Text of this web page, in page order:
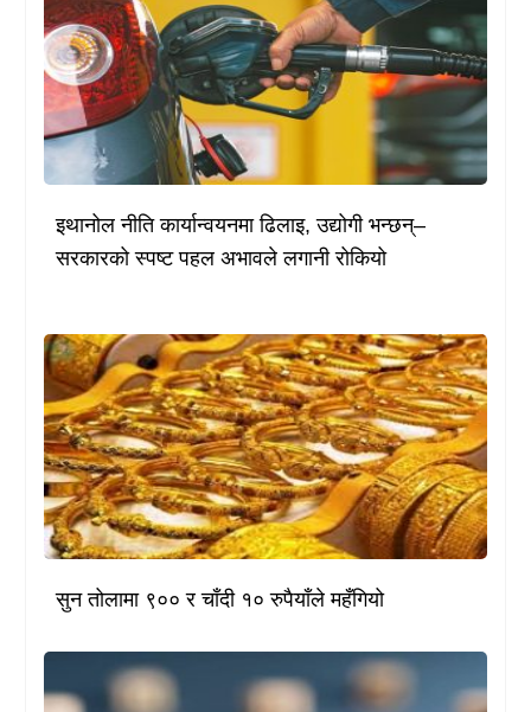
इथानोल नीति कार्यान्वयनमा ढिलाइ, उद्योगी भन्छन्–
सरकारको स्पष्ट पहल अभावले लगानी रोकियो
सुन तोलामा ९०० र चाँदी १० रुपैयाँले महँगियो